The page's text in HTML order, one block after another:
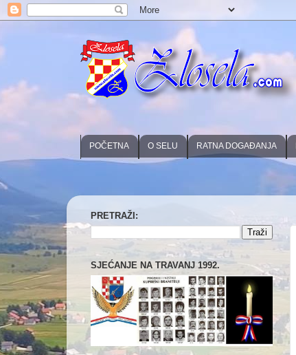
POČETNA O SELU RATNA DOGAĐANJA
PRETRAŽI:
SJEĆANJE NA TRAVANJ 1992.